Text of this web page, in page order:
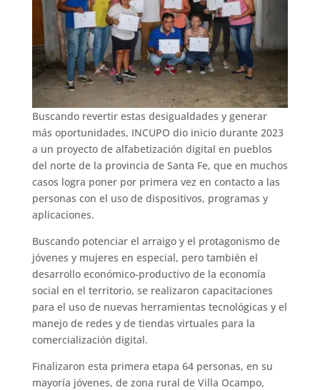
Buscando revertir estas desigualdades y generar
más oportunidades, INCUPO dio inicio durante 2023
a un proyecto de alfabetización digital en pueblos
del norte de la provincia de Santa Fe, que en muchos
casos logra poner por primera vez en contacto a las
personas con el uso de dispositivos, programas y
aplicaciones.
Buscando potenciar el arraigo y el protagonismo de
jóvenes y mujeres en especial, pero también el
desarrollo económico-productivo de la economía
social en el territorio, se realizaron capacitaciones
para el uso de nuevas herramientas tecnológicas y el
manejo de redes y de tiendas virtuales para la
comercialización digital.
Finalizaron esta primera etapa 64 personas, en su
mayoría jóvenes, de zona rural de Villa Ocampo,